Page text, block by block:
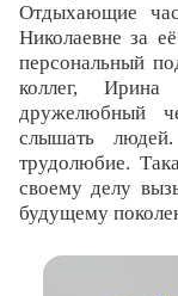
Отдыхающие
Николаевне за
персональный
коллег,
дружелюбный
слышать
трудолюбие.
своему делу
будущему